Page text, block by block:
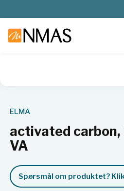
ELMA
activated carbon,
VA
Spørsmål om produktet?